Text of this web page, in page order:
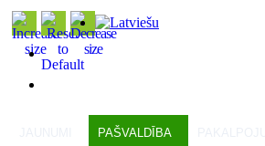
PAŠVALDĪBA